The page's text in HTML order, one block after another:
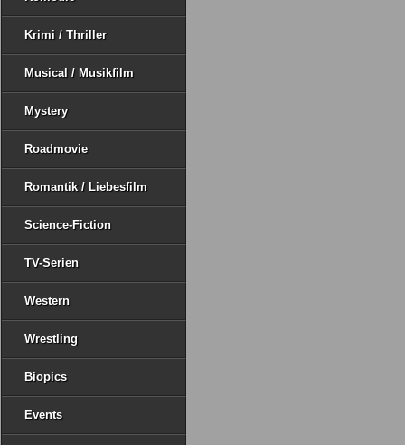
Krimi / Thriller
Musical / Musikfilm
Mystery
Roadmovie
Romantik / Liebesfilm
Science-Fiction
TV-Serien
Western
Wrestling
Biopics
Events